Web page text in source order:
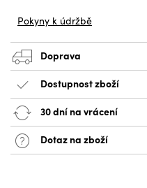
Pokyny k údržbě
Doprava
Dostupnost zboží
30 dní na vrácení
Dotaz na zboží